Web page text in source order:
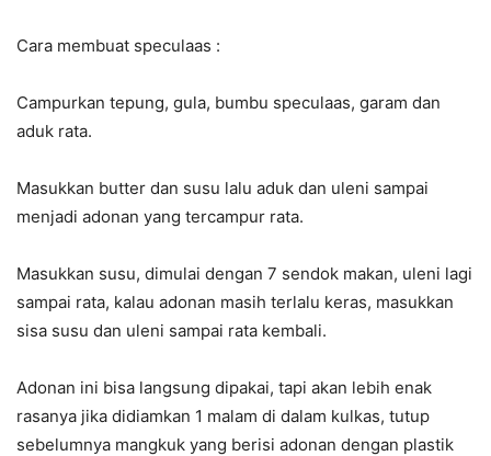
Cara membuat speculaas :
Campurkan tepung, gula, bumbu speculaas, garam dan
aduk rata.
Masukkan butter dan susu lalu aduk dan uleni sampai
menjadi adonan yang tercampur rata.
Masukkan susu, dimulai dengan 7 sendok makan, uleni lagi
sampai rata, kalau adonan masih terlalu keras, masukkan
sisa susu dan uleni sampai rata kembali.
Adonan ini bisa langsung dipakai, tapi akan lebih enak
rasanya jika didiamkan 1 malam di dalam kulkas, tutup
sebelumnya mangkuk yang berisi adonan dengan plastik